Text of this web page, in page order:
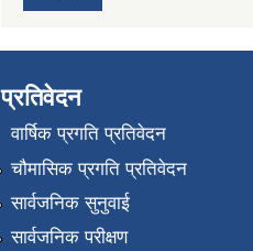
प्रतिवेदन
वार्षिक प्रगति प्रतिवेदन
चौमासिक प्रगति प्रतिवेदन
सार्वजनिक सुनुवाई
सार्वजनिक परीक्षण